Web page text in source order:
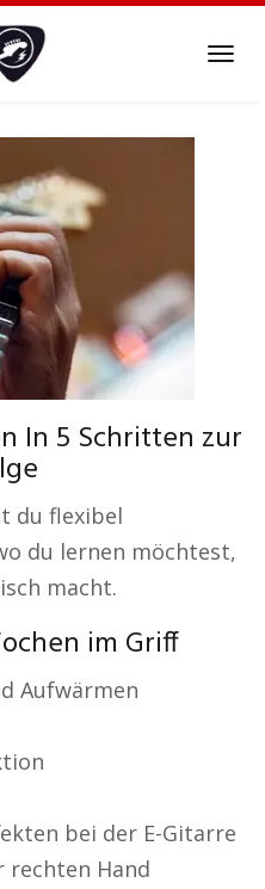
In 5 Schritten zur
du flexibel
du lernen möchtest,
macht.
im Griff
Aufwärmen
bei der E-Gitarre
rechten Hand